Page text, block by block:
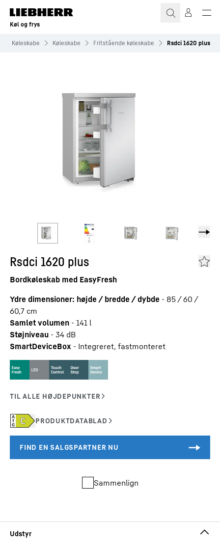
Køl og frys
Køleskabe Køleskabe Fritstående køleskabe Rsdci 1620 plus
Rsdci 1620 plus
Bordkøleskab med EasyFresh
Ydre dimensioner: højde / bredde / dybde - 85 / 60 /
60,7 cm
Samlet volumen - 141 l
Støjniveau - 34 dB
SmartDeviceBox - Integreret, fastmonteret
Sammenlign